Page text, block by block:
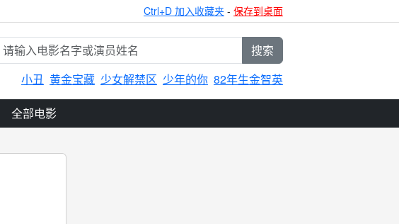
Ctrl+D 加入收藏夹 - 保存到桌面
搜索
小丑 黄金宝藏 少女解禁区 少年的你 82年生金智英
全部电影